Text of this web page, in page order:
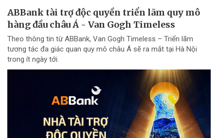
ABBank tài trợ độc quyền triển lãm quy mô
hàng đầu châu Á - Van Gogh Timeless
Theo thông tin từ ABBank, Van Gogh Timeless – Triển lãm
tương tác đa giác quan quy mô châu Á sẽ ra mắt tại Hà Nội
trong ít ngày tới.